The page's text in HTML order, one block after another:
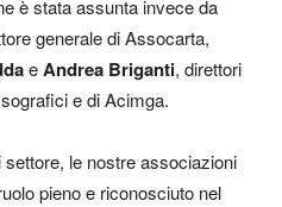
è stata assunta invece da
generale di Assocarta,
eAndrea Briganti, direttori
e di Acimga.
le nostre associazioni
pieno e riconosciuto nel